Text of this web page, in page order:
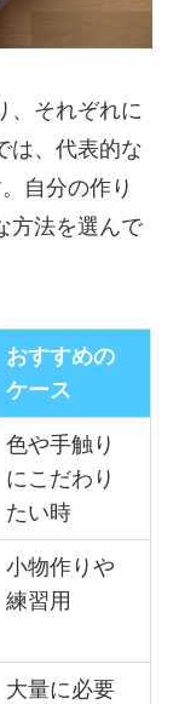
、それぞれに
は、代表的な
自分の作り
方法を選んで
おすすめの
ケース
色や手触り
にこだわり
たい時
小物作りや
練習用
大量に必要